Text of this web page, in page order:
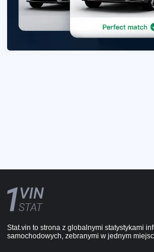
Stat.vin to strona z globalnymi statystykami
samochodowych, zebranymi w jednym